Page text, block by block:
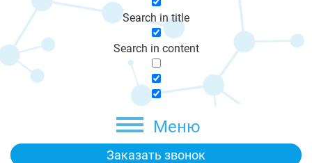
Search in title
Search in content
Меню
Заказать звонок